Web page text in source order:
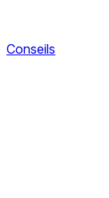
Conseils